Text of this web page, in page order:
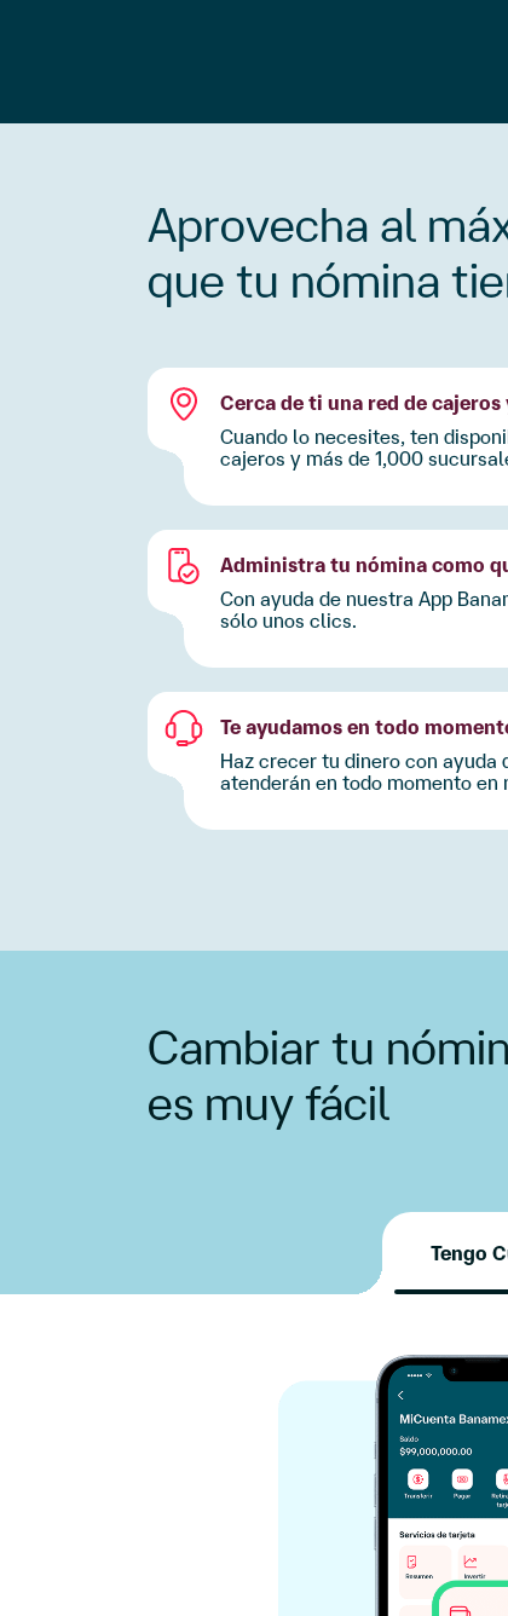
Aprovecha al
que tu nómina
Cambiar tu
es muy fácil
Tengo